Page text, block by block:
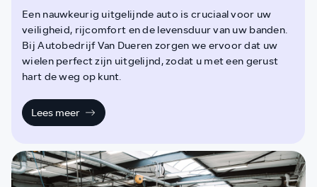
Een nauwkeurig uitgelijnde auto is cruciaal voor uw
veiligheid, rijcomfort en de levensduur van uw banden.
Bij Autobedrijf Van Dueren zorgen we ervoor dat uw
wielen perfect zijn uitgelijnd, zodat u met een gerust
hart de weg op kunt.
Lees meer